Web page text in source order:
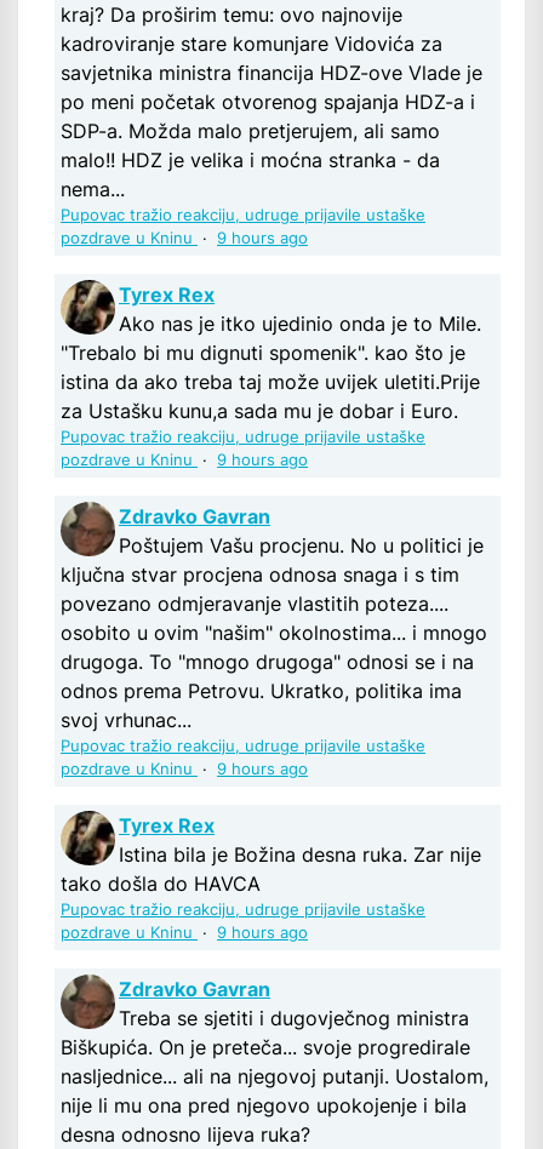
kraj? Da proširim temu: ovo najnovije
kadroviranje stare komunjare Vidovića za
savjetnika ministra financija HDZ-ove Vlade je
po meni početak otvorenog spajanja HDZ-a i
SDP-a. Možda malo pretjerujem, ali samo
malo!! HDZ je velika i moćna stranka - da
nema...
Pupovac tražio reakciju, udruge prijavile ustaške
pozdrave u Kninu
· 9 hours ago
Tyrex Rex
Ako nas je itko ujedinio onda je to Mile.
"Trebalo bi mu dignuti spomenik". kao što je
istina da ako treba taj može uvijek uletiti.Prije
za Ustašku kunu,a sada mu je dobar i Euro.
Pupovac tražio reakciju, udruge prijavile ustaške
pozdrave u Kninu
· 9 hours ago
Zdravko Gavran
Poštujem Vašu procjenu. No u politici je
ključna stvar procjena odnosa snaga i s tim
povezano odmjeravanje vlastitih poteza....
osobito u ovim "našim" okolnostima... i mnogo
drugoga. To "mnogo drugoga" odnosi se i na
odnos prema Petrovu. Ukratko, politika ima
svoj vrhunac...
Pupovac tražio reakciju, udruge prijavile ustaške
pozdrave u Kninu
· 9 hours ago
Tyrex Rex
Istina bila je Božina desna ruka. Zar nije
tako došla do HAVCA
Pupovac tražio reakciju, udruge prijavile ustaške
pozdrave u Kninu
· 9 hours ago
Zdravko Gavran
Treba se sjetiti i dugovječnog ministra
Biškupića. On je preteča... svoje progredirale
nasljednice... ali na njegovoj putanji. Uostalom,
nije li mu ona pred njegovo upokojenje i bila
desna odnosno lijeva ruka?